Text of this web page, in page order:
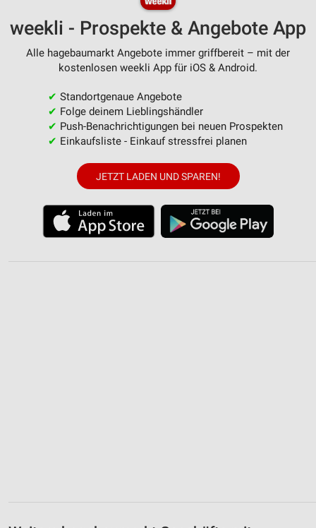
weekli - Prospekte & Angebote App
Alle hagebaumarkt Angebote immer griffbereit – mit der
kostenlosen weekli App für iOS & Android.
✔ Standortgenaue Angebote
✔ Folge deinem Lieblingshändler
✔ Push-Benachrichtigungen bei neuen Prospekten
✔ Einkaufsliste - Einkauf stressfrei planen
JETZT LADEN UND SPAREN!